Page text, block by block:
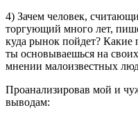
4) Зачем человек,
торгующий много лет,
куда рынок пойдет? Какие
ты основываешься на
мнении малоизвестных
Проанализировав мой и
выводам: